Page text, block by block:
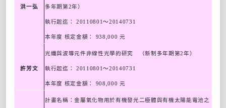
洪一弘 多年期第2年）
執行起迄： 20110801～20140731
本年度 核定金額： 938,000元
許芳文
光纖與波導元件非線性光學的研究 （新制多年期第2年）
執行起迄： 20110801～20140731
本年度 核定金額： 908,000元
計畫名稱：金屬氧化物用於有機發光二極體與有機太陽能電池之